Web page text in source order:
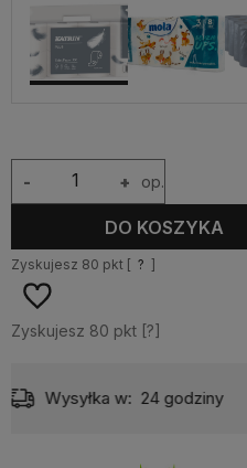
+
- op.
DO KOSZYKA
Zyskujesz 80 pkt [ ? ]
Zyskujesz 80 pkt [?]
Dostawa: od 10,99 zł